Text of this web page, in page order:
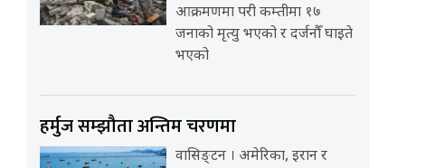
आक्रमणमा परी कम्तीमा १७
जनाको मृत्यु भएको र दर्जनौँ घाइते
भएको
हर्मुज सम्झौता अन्तिम चरणमा
वासिङ्टन । अमेरिका, इरान र